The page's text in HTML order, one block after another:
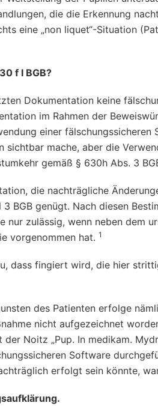
die die Erkennung
eine „non liquet“-Situation
f I BGB?
Dokumentation keine
im Rahmen der
einer
sichtbar mache, aber die
gemäß § 630h Abs. 3
die nachträgliche
BGB genügt. Nach diesen
zulässig, wenn neben dem
vorgenommen hat. 1
dass fingiert wird, die hier
des Patienten erfolge
nicht aufgezeichnet
Noitz „Pup. In medikam.
Software
erfolgt sein könnte,